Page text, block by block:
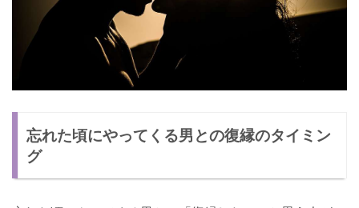
忘れた頃にやってくる男との復縁のタイミン
グ